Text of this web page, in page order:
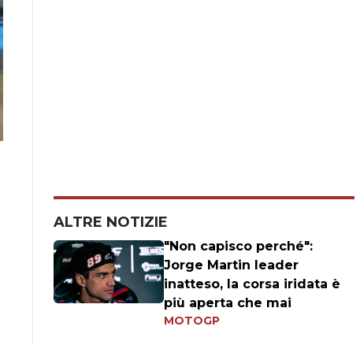
ALTRE NOTIZIE
"Non capisco perché":
Jorge Martin leader
inatteso, la corsa iridata è
più aperta che mai
MOTOGP